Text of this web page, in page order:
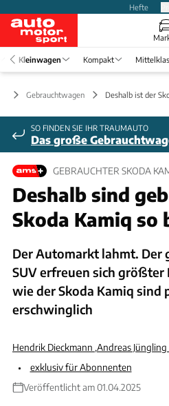
Hefte
Kleinwagen Kompakt
Gebrauchtwagen Deshalb ist der
SO FINDEN SIE IHR TRAUMAUTO
Das große
GEBRAUCHTER SKODA
Deshalb sind
Skoda Kamiq so
Der Automarkt lahmt. Der
SUV erfreuen sich größter
wie der Skoda Kamiq sind
erschwinglich
Hendrik Dieckmann ,Andreas
exklusiv für Abonnenten
Veröffentlicht am 01.04.2025